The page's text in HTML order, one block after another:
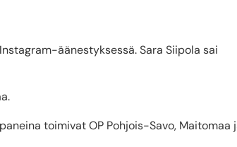
äänestyksessä. Sara Siipola sai
toimivat OP Pohjois-Savo, Maitomaa